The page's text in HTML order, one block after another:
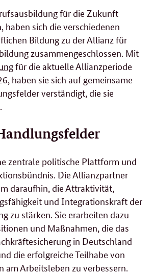
für die Zukunft
haben sich die verschiedenen
Bildung zu der Allianz für
zusammengeschlossen. Mit
für die aktuelle Allianzperiode
haben sie sich auf gemeinsame
verständigt, die sie
zentrale politische Plattform und
Die Allianzpartner
daraufhin, die Attraktivität,
und Integrationskraft der
zu stärken. Sie erarbeiten dazu
und Maßnahmen, die das
in Deutschland
die erfolgreiche Teilhabe von
am Arbeitsleben zu verbessern.